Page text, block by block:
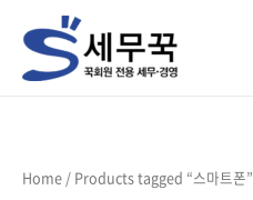
건너뛰기
Home / Products tagged “스마트폰”